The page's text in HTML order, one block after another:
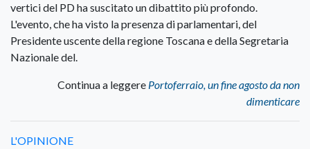
vertici del PD ha suscitato un dibattito più profondo.
L'evento, che ha visto la presenza di parlamentari, del
Presidente uscente della regione Toscana e della Segretaria
Nazionale del.
Continua a leggere Portoferraio, un fine agosto da non
dimenticare
L'OPINIONE